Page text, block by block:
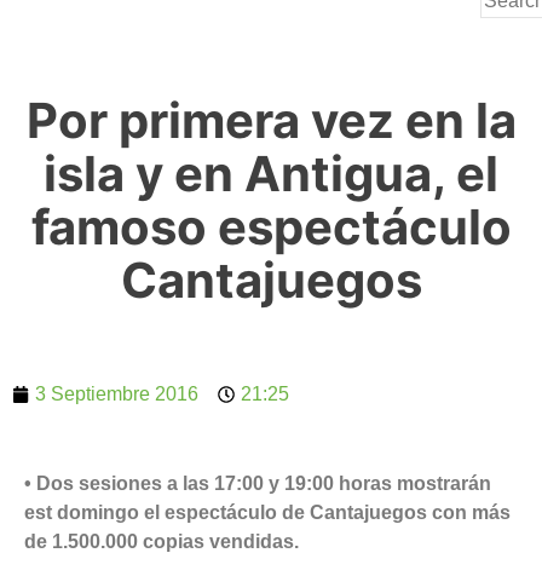
Por primera vez en la
isla y en Antigua, el
famoso espectáculo
Cantajuegos
3 Septiembre 2016 21:25
• Dos sesiones a las 17:00 y 19:00 horas mostrarán
est domingo el espectáculo de Cantajuegos con más
de 1.500.000 copias vendidas.